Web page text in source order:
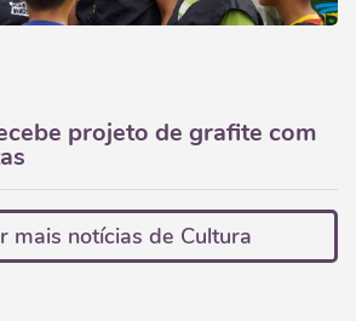
projeto de grafite com
mais notícias de Cultura